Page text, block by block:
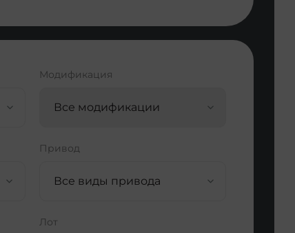
Модификация
Все модификации
Привод
Все виды привода
Лот